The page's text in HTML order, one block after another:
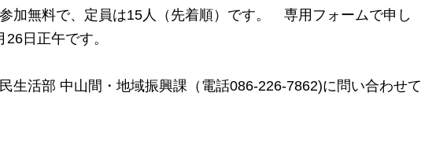
加無料で、定員は15人（先着順）です。 専用フォームで申し
日正午です。
生活部 中山間・地域振興課（電話086-226-7862)に問い合わせて